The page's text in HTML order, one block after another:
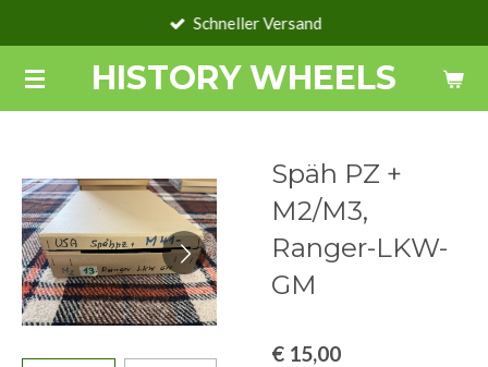
springen
HISTORY WHEELS
Schneller Versand
Späh PZ +
M2/M3,
Ranger-LKW-
GM
€ 15,00